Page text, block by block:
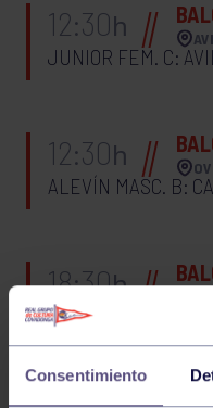
Consentimiento
12:30h
JUNIOR FEM. C:
12:30h
ALEVÍN MASC. B:
18:30h
SENIOR FEM. A: UVA